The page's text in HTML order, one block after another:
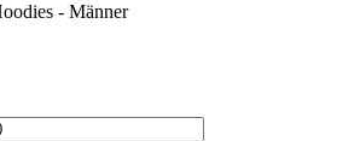
- Männer